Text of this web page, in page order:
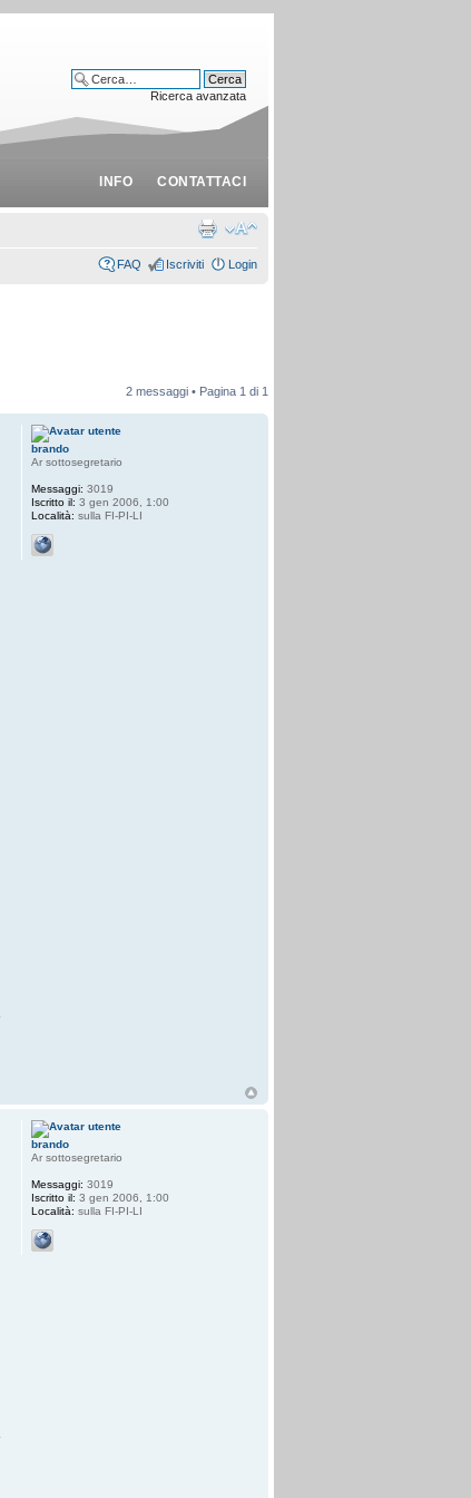
INFO CONTATTACI
Ricerca avanzata
FAQ Iscriviti Login
2 messaggi • Pagina 1 di 1
brando
Ar sottosegretario
Messaggi: 3019
Iscritto il: 3 gen 2006, 1:00
Località: sulla FI-PI-LI
brando
Ar sottosegretario
Messaggi: 3019
Iscritto il: 3 gen 2006, 1:00
Località: sulla FI-PI-LI